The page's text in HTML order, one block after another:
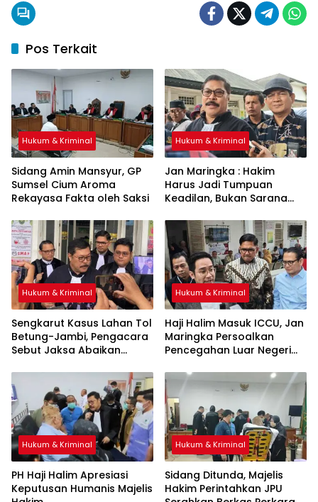
Pos Terkait
Hukum & Kriminal
Sidang Amin Mansyur, GP
Sumsel Cium Aroma
Rekayasa Fakta oleh Saksi
Hukum & Kriminal
Jan Maringka : Hakim
Harus Jadi Tumpuan
Keadilan, Bukan Sarana
Hukum & Kriminal
Sengkarut Kasus Lahan Tol
Betung-Jambi, Pengacara
Sebut Jaksa Abaikan
PSN
Hukum & Kriminal
Haji Halim Masuk ICCU, Jan
Maringka Persoalkan
Pencegahan Luar Negeri
Hukum & Kriminal
PH Haji Halim Apresiasi
Keputusan Humanis Majelis
Hukum & Kriminal
Sidang Ditunda, Majelis
Hakim Perintahkan JPU